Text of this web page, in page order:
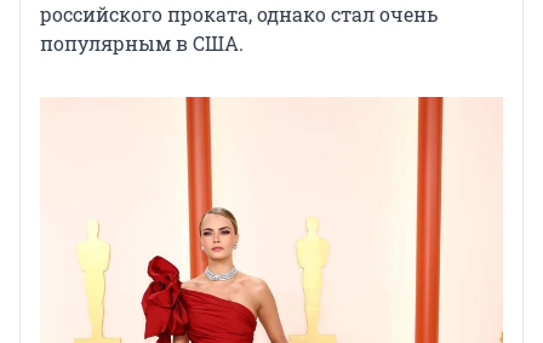
российского проката, однако стал очень
популярным в США.